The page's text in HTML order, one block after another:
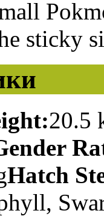
sticky
20.5
Hatch